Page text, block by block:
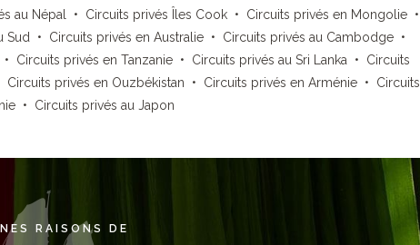
au Népal • Circuits privés Îles Cook • Circuits privés en Mongolie •
Sud • Circuits privés en Australie• Circuits privés au Cambodge•
Circuits privés en Tanzanie• Circuits privés au Sri Lanka • Circuits
Circuits privés en Ouzbékistan • Circuits privés en Arménie• Circuits
• Circuits privés au Japon
RAISONS DE